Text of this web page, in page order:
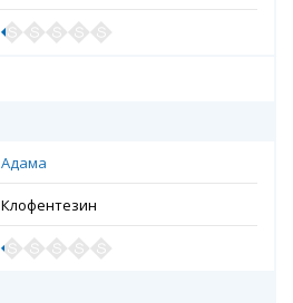
Адама
Клофентезин